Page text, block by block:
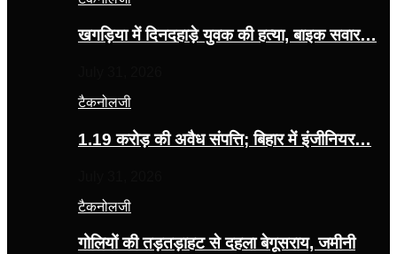
खगड़िया में दिनदहाड़े युवक की हत्या, बाइक सवार…
टैकनोलजी
1.19 करोड़ की अवैध संपत्ति; बिहार में इंजीनियर…
टैकनोलजी
गोलियों की तड़तड़ाहट से दहला बेगूसराय, जमीनी